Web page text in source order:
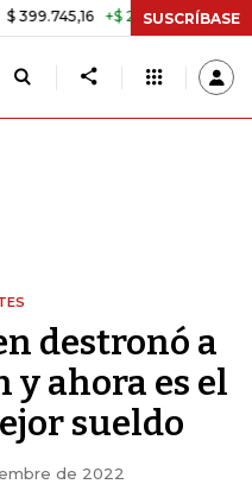
+$ 2.295,71 +0,58%
SUSCRÍBASE
destronó a
ahora es el
sueldo
de 2022